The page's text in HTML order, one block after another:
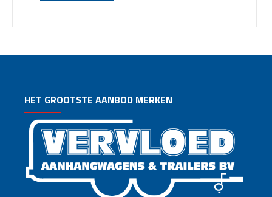
HET GROOTSTE AANBOD MERKEN